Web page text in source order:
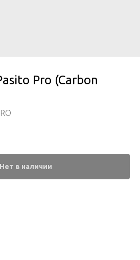
Pro (Carbon
Нет в наличии